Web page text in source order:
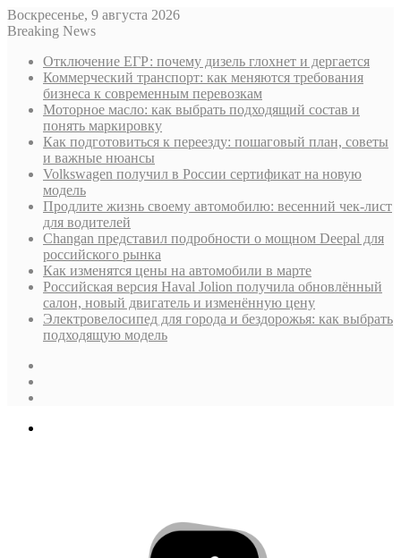
Воскресенье, 9 августа 2026
Breaking News
Отключение ЕГР: почему дизель глохнет и дергается
Коммерческий транспорт: как меняются требования
бизнеса к современным перевозкам
Моторное масло: как выбрать подходящий состав и
понять маркировку
Как подготовиться к переезду: пошаговый план, советы
и важные нюансы
Volkswagen получил в России сертификат на новую
модель
Продлите жизнь своему автомобилю: весенний чек-лист
для водителей
Changan представил подробности о мощном Deepal для
российского рынка
Как изменятся цены на автомобили в марте
Российская версия Haval Jolion получила обновлённый
салон, новый двигатель и изменённую цену
Электровелосипед для города и бездорожья: как выбрать
подходящую модель